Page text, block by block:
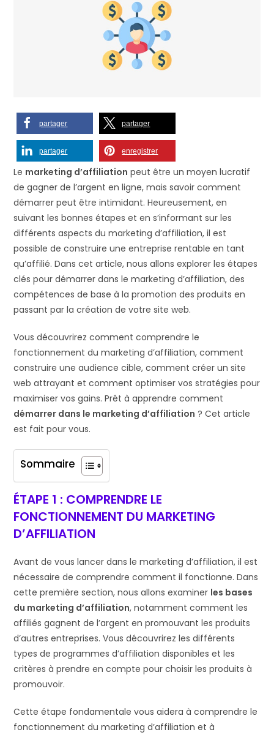
partager partager
partager enregistrer
Le marketing d’affiliation peut être un moyen lucratif
de gagner de l’argent en ligne, mais savoir comment
démarrer peut être intimidant. Heureusement, en
suivant les bonnes étapes et en s’informant sur les
différents aspects du marketing d’affiliation, il est
possible de construire une entreprise rentable en tant
qu’affilié. Dans cet article, nous allons explorer les étapes
clés pour démarrer dans le marketing d’affiliation, des
compétences de base à la promotion des produits en
passant par la création de votre site web.
Vous découvrirez comment comprendre le
fonctionnement du marketing d’affiliation, comment
construire une audience cible, comment créer un site
web attrayant et comment optimiser vos stratégies pour
maximiser vos gains. Prêt à apprendre comment
démarrer dans le marketing d’affiliation ? Cet article
est fait pour vous.
Sommaire
ÉTAPE 1 : COMPRENDRE LE
FONCTIONNEMENT DU MARKETING
D’AFFILIATION
Avant de vous lancer dans le marketing d’affiliation, il est
nécessaire de comprendre comment il fonctionne. Dans
cette première section, nous allons examiner les bases
du marketing d’affiliation, notamment comment les
affiliés gagnent de l’argent en promouvant les produits
d’autres entreprises. Vous découvrirez les différents
types de programmes d’affiliation disponibles et les
critères à prendre en compte pour choisir les produits à
promouvoir.
Cette étape fondamentale vous aidera à comprendre le
fonctionnement du marketing d’affiliation et à